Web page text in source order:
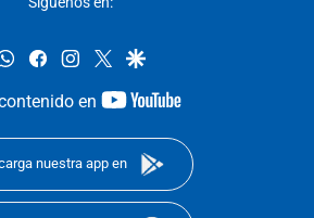
whatsappfacebookinstagram
twittergoogle
en
youtube-
nuestra app en